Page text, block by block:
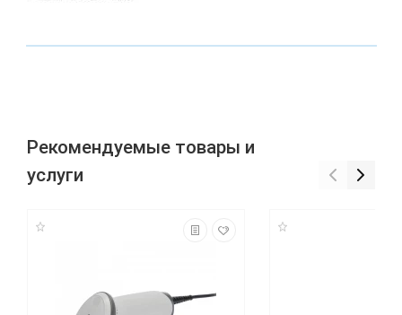
Рекомендуемые товары и
услуги